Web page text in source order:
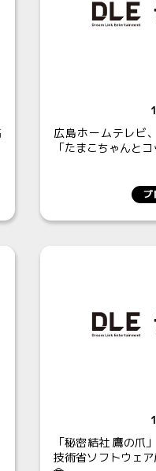
広島ホームテレビ
「たまこちゃんと
プ
「秘密結社 鷹の爪
技術省ソフトウェ